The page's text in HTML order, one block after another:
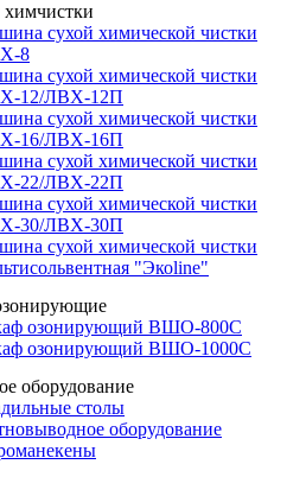
сухой химической чистки
8
сухой химической чистки
12/ЛВХ-12П
сухой химической чистки
16/ЛВХ-16П
сухой химической чистки
22/ЛВХ-22П
сухой химической чистки
30/ЛВХ-30П
сухой химической чистки
"Экоline"
озонирующий ВШО-800С
озонирующий ВШО-1000С
оборудование
столы
оборудование